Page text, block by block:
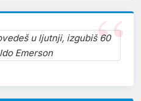
u ljutnji, izgubiš 60
Emerson